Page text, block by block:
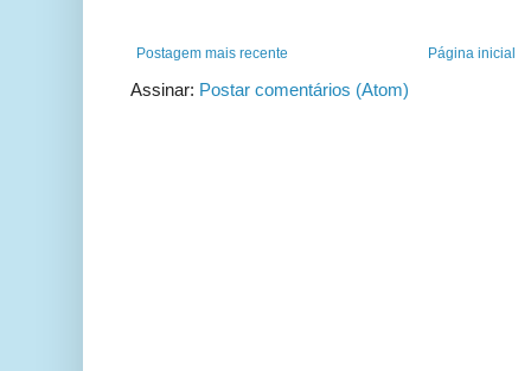
Postagem mais recente Página inicial
Assinar: Postar comentários (Atom)